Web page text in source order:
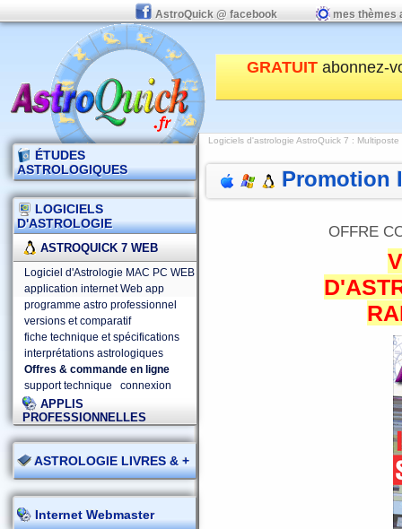
AstroQuick @ facebook mes thèmes
GRATUITabonnez-
ÉTUDES
ASTROLOGIQUES
LOGICIELS
D'ASTROLOGIE
ASTROQUICK 7 WEB
Logiciel d'Astrologie MAC PC WEB
application internet Web app
programme astro professionnel
versions et comparatif
fiche technique et spécifications
interprétations astrologiques
Offres & commande en ligne
support technique
connexion
APPLIS
PROFESSIONNELLES
ASTROLOGIE LIVRES & +
Internet Webmaster
Logiciels d'astrologie AstroQuick 7 : Multiposte
Promotion
OFFRE